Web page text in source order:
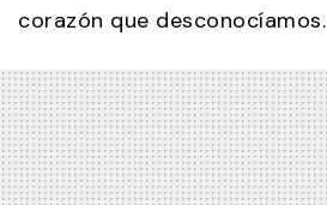
corazón que desconocíamos.